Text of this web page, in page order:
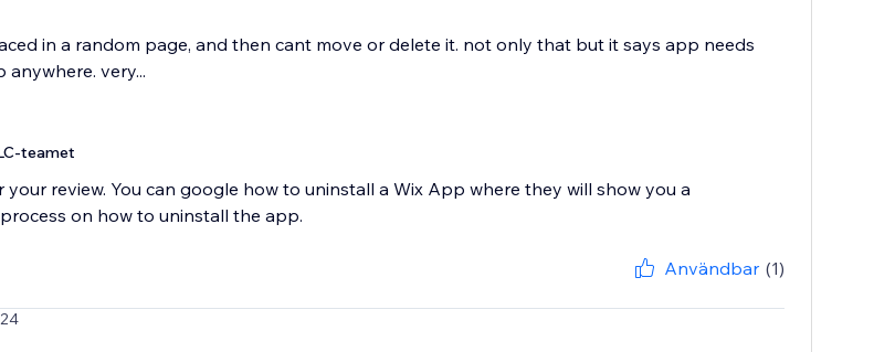
in a random page, and then cant move or delete it. not only that but it says app needs
very...
teamet
your review. You can google how to uninstall a Wix App where they will show you a
on how to uninstall the app.
Användbar (1)